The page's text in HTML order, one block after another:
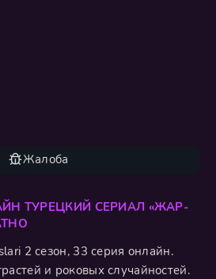
Жалоба
ТУРЕЦКИЙ СЕРИАЛ «ЖАР-
2 сезон, 33 серия онлайн.
и роковых случайностей.